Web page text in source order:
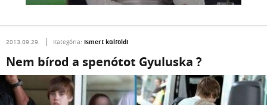
2013.09.29. Kategória: Ismert külföldi
Nem bírod a spenótot Gyuluska ?